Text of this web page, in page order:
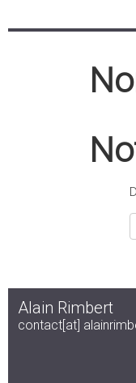
Alain Rimbert
contact[at]